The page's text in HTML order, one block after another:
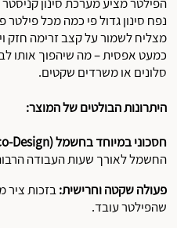
נפח סינון גדול פי כמה מכל פילטר
מצליח לשמור על קצב זרימה חזק
כמעט אפסית – מה שיהפוך אותו
סלונים או משרדים שקטים.
היתרונות הבולטים של המוצר:
חסכוני במיוחד בחשמל (Eco-Design):
החשמל לאורך שעות העבודה
פעולה שקטה וחרישית:בזכות ציר
שהפילטר עובד.